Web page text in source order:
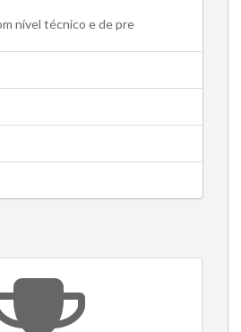
nível técnico e de pre